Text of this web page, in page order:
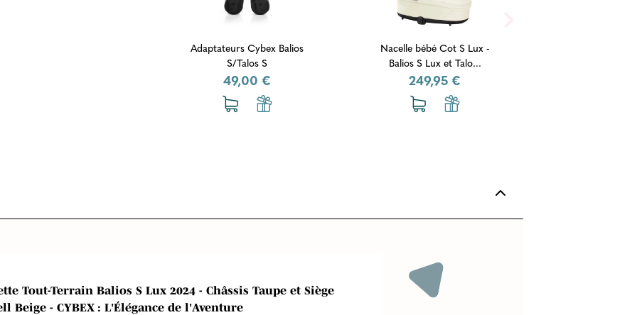
Adaptateurs Cybex Balios
S/Talos S
49,00 €
Nacelle bébé Cot S Lux -
Balios S Lux et Talo...
249,95 €
Tout-Terrain Balios S Lux 2024 - Châssis Taupe et Siège
Beige - CYBEX : L'Élégance de l'Aventure